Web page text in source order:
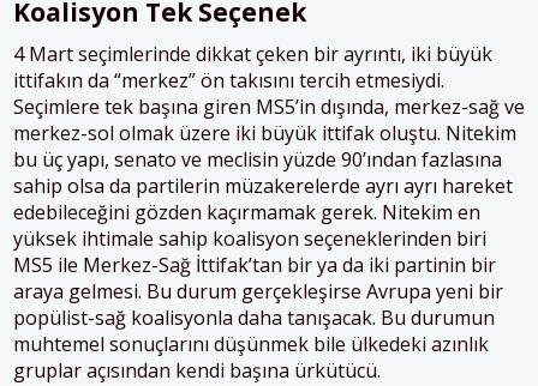
Koalisyon Tek Seçenek
4 Mart seçimlerinde dikkat çeken bir ayrıntı, iki büyük
ittifakın da “merkez” ön takısını tercih etmesiydi.
Seçimlere tek başına giren MS5’in dışında, merkez-sağ ve
merkez-sol olmak üzere iki büyük ittifak oluştu. Nitekim
bu üç yapı, senato ve meclisin yüzde 90’ından fazlasına
sahip olsa da partilerin müzakerelerde ayrı ayrı hareket
edebileceğini gözden kaçırmamak gerek. Nitekim en
yüksek ihtimale sahip koalisyon seçeneklerinden biri
MS5 ile Merkez-Sağ İttifak’tan bir ya da iki partinin bir
araya gelmesi. Bu durum gerçekleşirse Avrupa yeni bir
popülist-sağ koalisyonla daha tanışacak. Bu durumun
muhtemel sonuçlarını düşünmek bile ülkedeki azınlık
gruplar açısından kendi başına ürkütücü.